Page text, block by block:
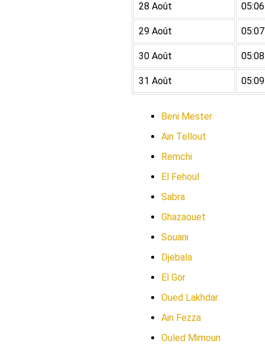
28 Août 05:06
29 Août 05:07
30 Août 05:08
31 Août 05:09
Beni Mester
Ain Tellout
Remchi
El Fehoul
Sabra
Ghazaouet
Souani
Djebala
El Gor
Oued Lakhdar
Ain Fezza
Ouled Mimoun